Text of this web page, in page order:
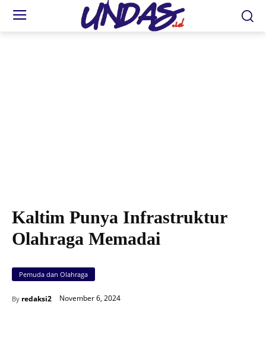
Kaltim Punya Infrastruktur
Olahraga Memadai
Pemuda dan Olahraga
By redaksi2 November 6, 2024